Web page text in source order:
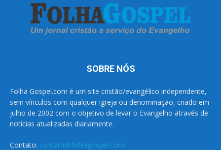
SOBRE NÓS
Folha Gospel.com é um site cristão/evangélico independente,
sem vínculos com qualquer igreja ou denominação, criado em
julho de 2002 com o objetivo de levar o Evangelho através de
notícias atualizadas diariamente.
Contato: contato@folhagospel.com